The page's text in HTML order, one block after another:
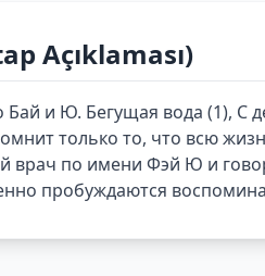
Açıklaması)
Бай и Ю. Бегущая вода (1), С
только то, что всю
врач по имени Фэй Ю и
пробуждаются